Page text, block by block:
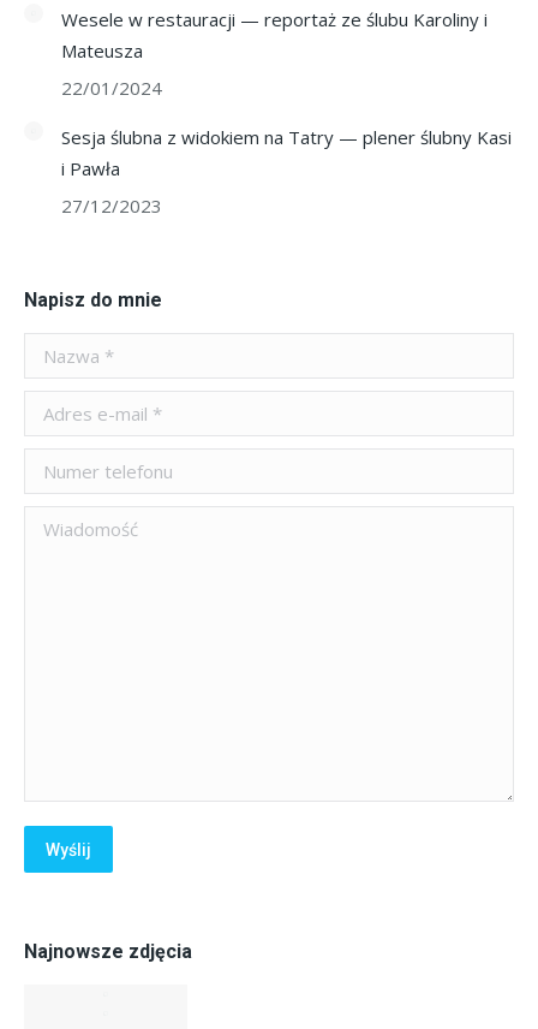
Wesele w restauracji — reportaż ze ślubu Karoliny i
Mateusza
22/01/2024
Sesja ślubna z widokiem na Tatry — plener ślubny Kasi
i Pawła
27/12/2023
Napisz do mnie
Nazwa *
Adres e-mail *
Numer telefonu
Wiadomość
Wyślij
Najnowsze zdjęcia